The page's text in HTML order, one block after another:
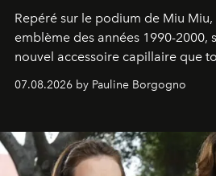
Repéré sur le podium de Miu
emblème des années 1990-2000,
nouvel accessoire capillaire que
07.08.2026 by Pauline Borgogno